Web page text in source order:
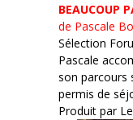
BEAUCOUP
de Pascale
Sélection
Pascale
son parcours
permis de
Produit par